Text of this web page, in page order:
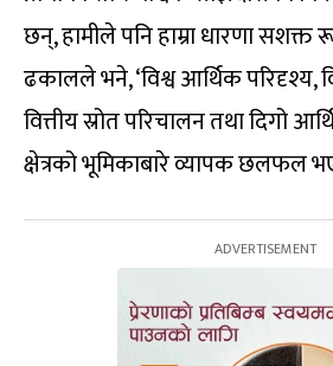
छन्, हामीले पनि हाम्रा धारणा सशक्त
ढकालले भने, ‘विश्व आर्थिक परिदृश्य,
वित्तीय स्रोत परिचालन तथा दिगो
क्षेत्रको भूमिकाबारे व्यापक छलफल